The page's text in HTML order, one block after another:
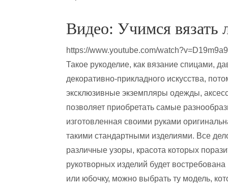
Видео: Учимся вязать
https://www.youtube.com/
Такое рукоделие, как вязание спицами,
декоративно-прикладного искусства,
эксклюзивные экземпляры одежды,
позволяет приобретать самые
изготовленная своими руками
такими стандартными изделиями. Все
различные узоры, красота которых
рукотворных изделий будет
или юбочку, можно выбрать ту модель,